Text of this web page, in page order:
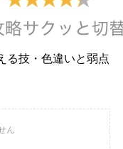
る技・色違いと弱点